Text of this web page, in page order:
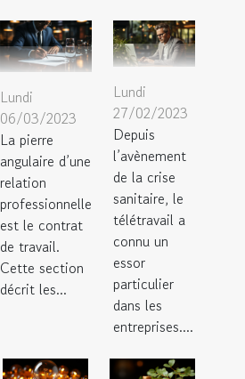
Lundi
06/03/2023
La pierre
angulaire d’une
relation
professionnelle
est le contrat
de travail.
Cette section
décrit les...
Lundi
27/02/2023
Depuis
l’avènement
de la crise
sanitaire, le
télétravail a
connu un
essor
particulier
dans les
entreprises....